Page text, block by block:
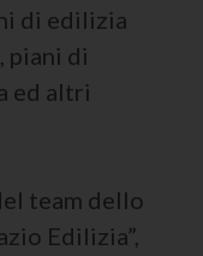
di edilizia
piani di
ed altri
team dello
Edilizia”,